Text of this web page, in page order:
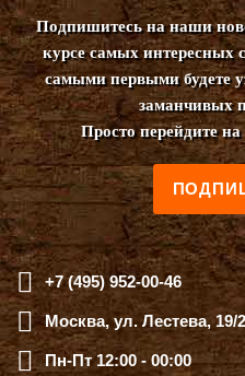
Подпишитесь на наши
курсе самых
самыми первыми будете
заманчивых
Просто перейдите
+7 (495) 952-00-46
Москва, ул. Лестева, 19/2
Пн-Пт 12:00 - 00:00